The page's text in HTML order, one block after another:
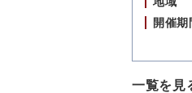
開催期
一覧を見